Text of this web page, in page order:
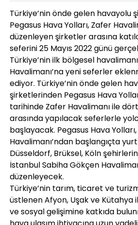
Türkiye’nin önde gelen havayolu
Pegasus Hava Yolları, Zafer
düzenleyen şirketler arasına
seferini 25 Mayıs 2022 günü
Türkiye’nin ilk bölgesel
Havalimanı’na yeni seferler
ediyor. Türkiye’nin önde gelen
şirketlerinden Pegasus Hava
tarihinde Zafer Havalimanı ile
arasında yapılacak seferlerle
başlayacak. Pegasus Hava
Havalimanı’ndan başlangıçta yurt
Düsseldorf, Brüksel, Köln
İstanbul Sabiha Gökçen
düzenleyecek.
Türkiye’nin tarım, ticaret ve
üstlenen Afyon, Uşak ve Kütahya
ve sosyal gelişimine katkıda